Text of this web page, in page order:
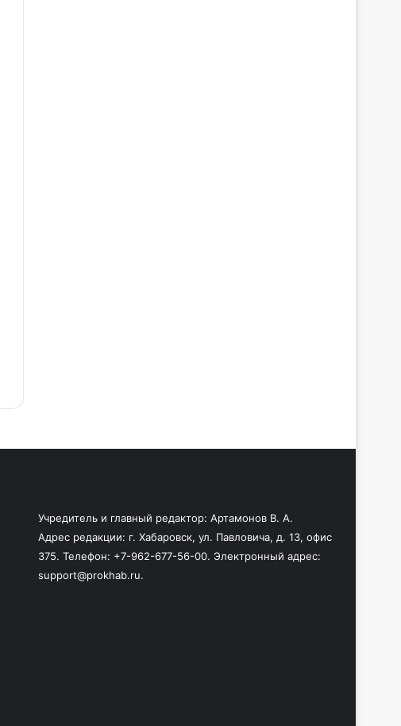
Учредитель и главный редактор: Артамонов В. А.
Адрес редакции: г. Хабаровск, ул. Павловича, д. 13, офис
375. Телефон: +7-962-677-56-00. Электронный адрес:
support@prokhab.ru.